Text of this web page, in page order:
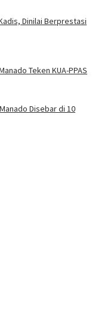
Dinilai Berprestasi
Teken KUA-PPAS
Disebar di 10